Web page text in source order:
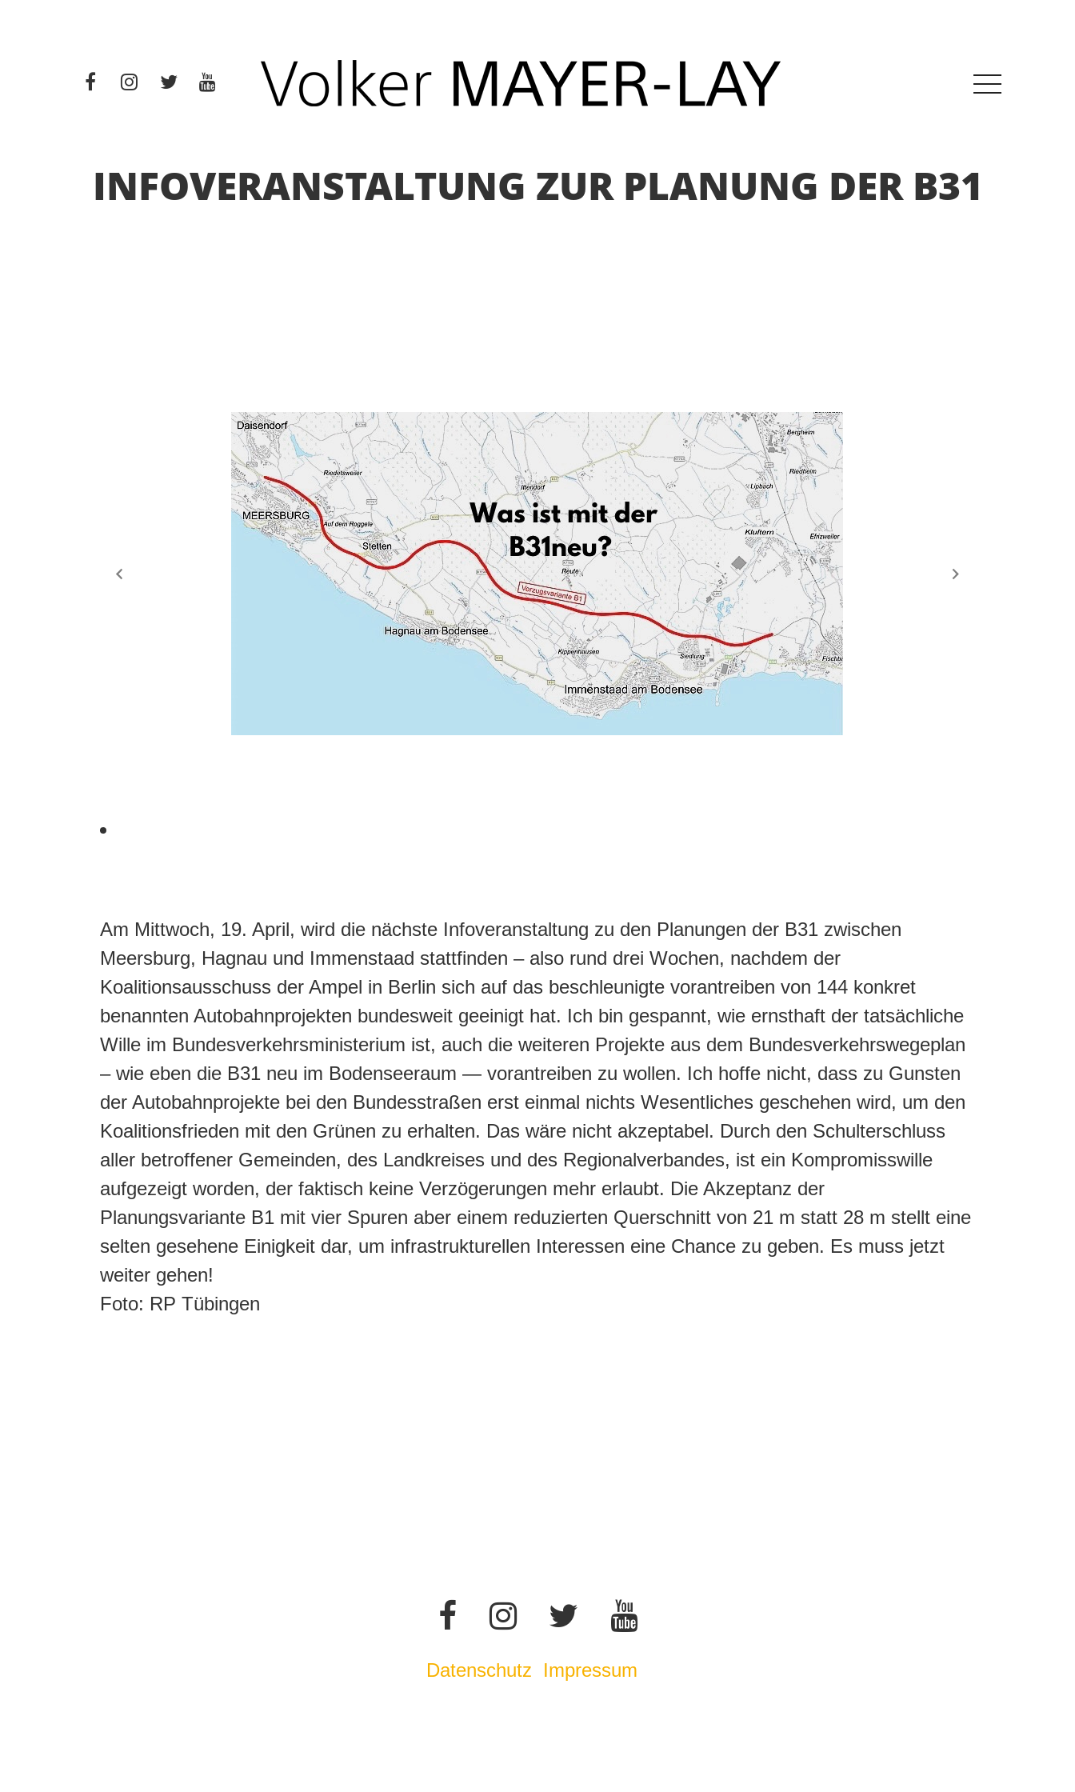
INFOVERANSTALTUNG ZUR PLANUNG DER B31
Am Mittwoch, 19. April, wird die nächste Infoveranstaltung zu den Planungen der B31 zwischen
Meersburg, Hagnau und Immenstaad stattfinden – also rund drei Wochen, nachdem der
Koalitionsausschuss der Ampel in Berlin sich auf das beschleunigte vorantreiben von 144 konkret
benannten Autobahnprojekten bundesweit geeinigt hat. Ich bin gespannt, wie ernsthaft der tatsächliche
Wille im Bundesverkehrsministerium ist, auch die weiteren Projekte aus dem Bundesverkehrswegeplan
– wie eben die B31 neu im Bodenseeraum — vorantreiben zu wollen. Ich hoffe nicht, dass zu Gunsten
der Autobahnprojekte bei den Bundesstraßen erst einmal nichts Wesentliches geschehen wird, um den
Koalitionsfrieden mit den Grünen zu erhalten. Das wäre nicht akzeptabel. Durch den Schulterschluss
aller betroffener Gemeinden, des Landkreises und des Regionalverbandes, ist ein Kompromisswille
aufgezeigt worden, der faktisch keine Verzögerungen mehr erlaubt. Die Akzeptanz der
Planungsvariante B1 mit vier Spuren aber einem reduzierten Querschnitt von 21 m statt 28 m stellt eine
selten gesehene Einigkeit dar, um infrastrukturellen Interessen eine Chance zu geben. Es muss jetzt
weiter gehen!
Foto: RP Tübingen
Datenschutz Impressum